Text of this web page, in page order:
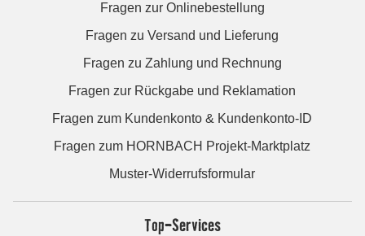
Fragen zur Onlinebestellung
Fragen zu Versand und Lieferung
Fragen zu Zahlung und Rechnung
Fragen zur Rückgabe und Reklamation
Fragen zum Kundenkonto & Kundenkonto-ID
Fragen zum HORNBACH Projekt-Marktplatz
Muster-Widerrufsformular
Top-Services